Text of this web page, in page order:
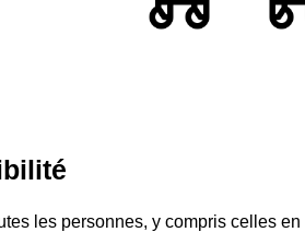
les personnes, y compris celles en